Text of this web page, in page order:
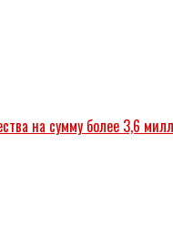
на сумму более 3,6